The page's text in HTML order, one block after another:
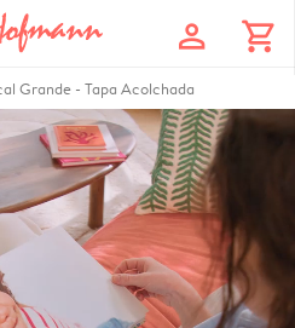
profile shopping_cart
Grande - Tapa Acolchada